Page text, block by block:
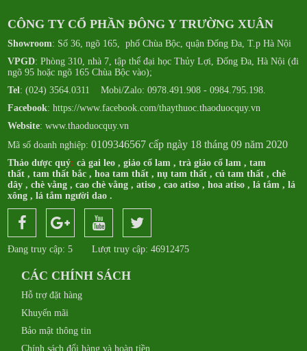
CÔNG TY CỔ PHẦN ĐÔNG Y TRƯỜNG XUÂN
Showroom: Số 36, ngõ 165, phố Chùa Bộc, quận Đống Đa, T.p Hà Nội
VPGD: Phòng 310, nhà 7, tập thể đại học Thủy Lợi, Đống Đa, Hà Nội (đi
ngõ 95 hoặc ngõ 165 Chùa Bộc vào);
Tel: (024) 3564.0311 Mobi/Zalo: 0978.491.908 - 0984.795.198.
Facebook:https://www.facebook.com/thaythuoc.thaoduocquy.vn
Website: www.thaoduocquy.vn
Mã số doanh nghiệp:0109346567 cấp ngày 18 tháng 09 năm 2020
Thảo dược quý:cà gai leo ,giảo cổ lam ,trà giảo cổ lam ,tam
thất ,tam thất bắc ,hoa tam thất ,nụ tam thất ,củ tam thất ,chè
dây ,chè vằng ,cao chè vằng ,atiso ,cao atiso ,hoa atiso ,lá tắm ,lá
xông ,lá tắm người dao .
Đang truy cập: 5 Lượt truy cập: 46912475
CÁC CHÍNH SÁCH
Hỗ trợ đặt hàng
Khuyến mãi
Bảo mật thông tin
Chính sách đổi hàng và hoàn tiền